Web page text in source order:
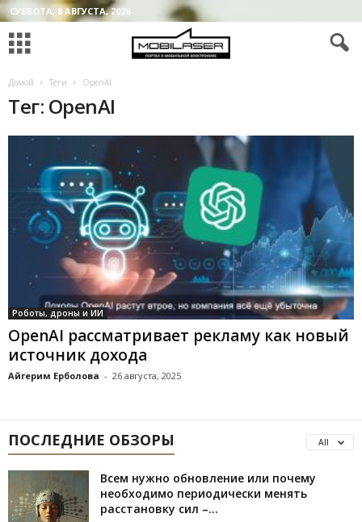
СУББОТА, 8 АВГУСТА, 2026
Домой Теги OpenAI
Тег: OpenAI
Роботы, дроны и ИИ
OpenAI рассматривает рекламу как новый
источник дохода
Айгерим Ерболова - 26 августа, 2025
ПОСЛЕДНИЕ ОБЗОРЫ All
Всем нужно обновление или почему
необходимо периодически менять
расстановку сил –...